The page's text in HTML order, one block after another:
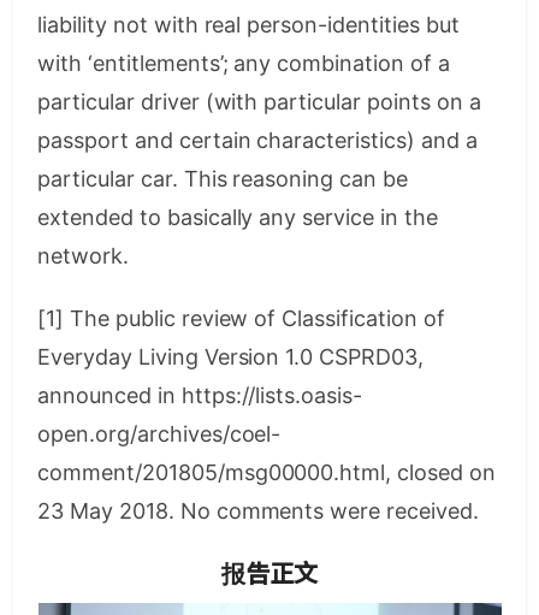
liability not with real person-identities but
with ‘entitlements’; any combination of a
particular driver (with particular points on a
passport and certain characteristics) and a
particular car. This reasoning can be
extended to basically any service in the
network.
[1] The public review of Classification of
Everyday Living Version 1.0 CSPRD03,
announced in https://lists.oasis-
open.org/archives/coel-
comment/201805/msg00000.html, closed on
23 May 2018. No comments were received.
报告正文